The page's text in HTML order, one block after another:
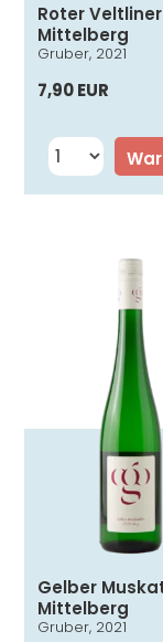
Roter Veltliner
Mittelberg
Gruber, 2021
7,90 EUR
Gelber
Mittelberg
Gruber, 2021